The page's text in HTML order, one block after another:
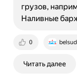
0
грузов,
Наливные
Читать далее